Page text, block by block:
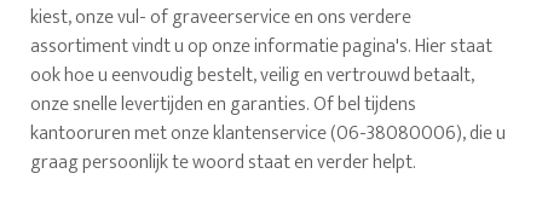
kiest, onze vul- of graveerservice en ons verdere
assortiment vindt u op onze informatie pagina's. Hier staat
ook hoe u eenvoudig bestelt, veilig en vertrouwd betaalt,
onze snelle levertijden en garanties. Of bel tijdens
kantooruren met onze klantenservice (06-38080006), die u
graag persoonlijk te woord staat en verder helpt.